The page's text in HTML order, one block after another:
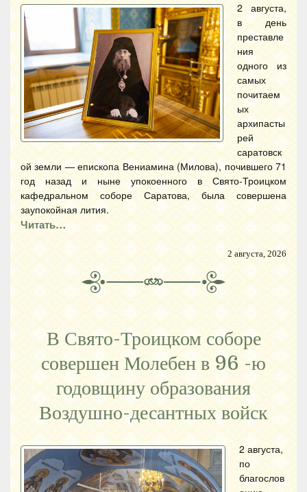
2 августа,
в день
преставле
ния
одного из
самых
почитаем
ых
архипасты
рей
саратовск
ой земли — епископа Вениамина (Милова), почившего 71
год назад и ныне упокоенного в Свято-Троицком
кафедральном соборе Саратова, была совершена
заупокойная лития.
Читать…
2 августа, 2026
В Свято-Троицком соборе
совершен Молебен в 96 -ю
годовщину образования
Воздушно-десантных войск
2 августа,
по
благослов